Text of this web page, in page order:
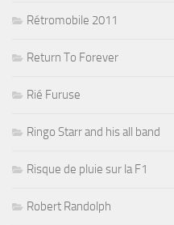
Rétromobile 2011
Return To Forever
Rié Furuse
Ringo Starr and his all band
Risque de pluie sur la F1
Robert Randolph